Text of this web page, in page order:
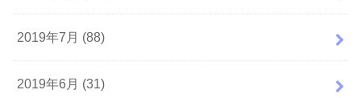
2019年7月 (88)
2019年6月 (31)